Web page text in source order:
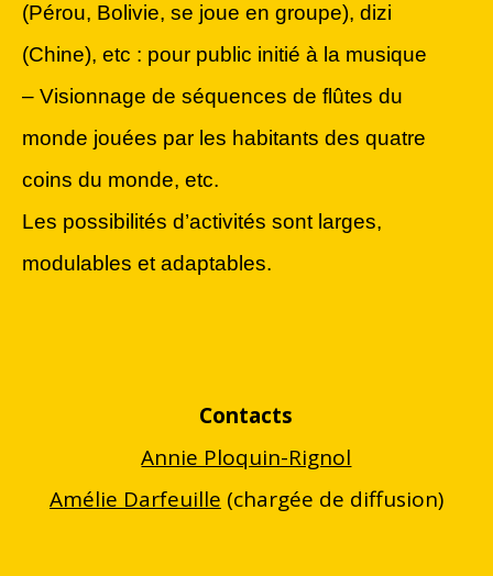
(Pérou, Bolivie, se joue en groupe), dizi
(Chine), etc : pour public initié à la musique
– Visionnage de séquences de flûtes du
monde jouées par les habitants des quatre
coins du monde, etc.
Les possibilités d’activités sont larges,
modulables et adaptables.
Contacts
Annie Ploquin-Rignol
Amélie Darfeuille (chargée de diffusion)